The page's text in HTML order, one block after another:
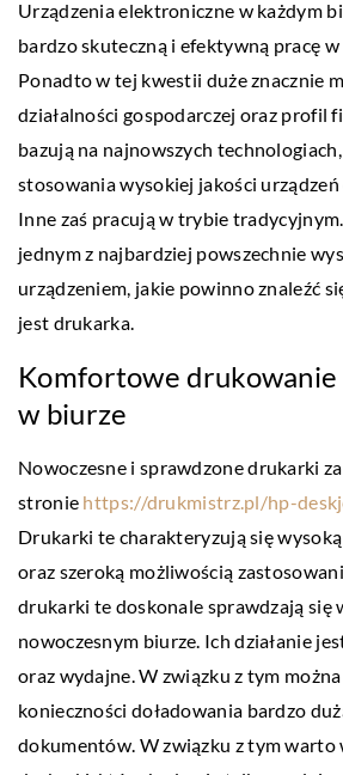
Urządzenia elektroniczne w każdym
bardzo skuteczną i efektywną pracę
Ponadto w tej kwestii duże znacznie
działalności gospodarczej oraz profil
bazują na najnowszych
stosowania wysokiej jakości
Inne zaś pracują w trybie
jednym z najbardziej powszechnie
urządzeniem, jakie powinno znaleźć
jest drukarka.
Komfortowe
w biurze
Nowoczesne i sprawdzone drukarki
stronie https://drukmistrz.pl/hp-
Drukarki te charakteryzują się
oraz szeroką możliwością
drukarki te doskonale sprawdzają się
nowoczesnym biurze. Ich działanie
oraz wydajne. W związku z tym
konieczności doładowania bardzo
dokumentów. W związku z tym warto